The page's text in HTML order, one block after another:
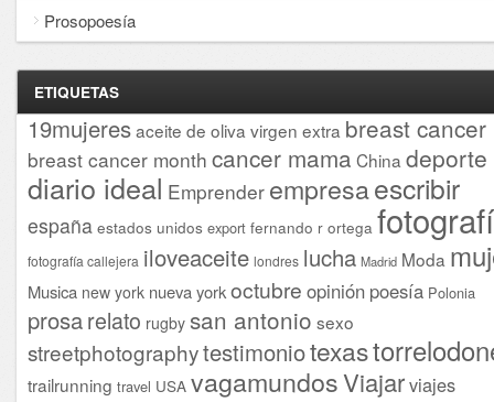
Prosopoesía
ETIQUETAS
19mujeresaceite de oliva virgen extra breast cancer
breast cancer month cancer mama China deporte
diario ideal Emprender empresaescribir
españa estados unidos export fernando r ortega
fotografía callejera iloveaceite londres lucha Madrid Moda
Musica new york nueva yorkoctubre opinión poesía Polonia
prosarelato rugby san antonio sexo
streetphotographytestimoniotexas
trailrunning travel USA vagamundosViajarviajes